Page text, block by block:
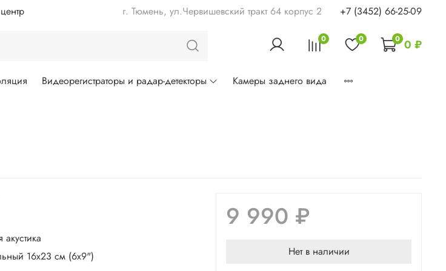
г. Тюмень, ул.Червишевский тракт 64 корпус 2 +7 (3452) 66-25-09
0 0 0 0 ₽
Видеорегистраторы и радар-детекторы Камеры заднего вида
16х23 см (6х9")
9 990 ₽
Нет в наличии